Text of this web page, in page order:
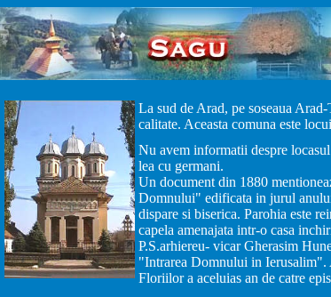
La sud de Arad, pe soseaua
calitate. Aceasta comuna este
Nu avem informatii despre
lea cu germani.
Un document din 1880
Domnului" edificata in jurul
dispare si biserica. Parohia este
capela amenajata intr-o casa
P.S.arhiereu- vicar Gherasim
"Intrarea Domnului in Ierusalim".
Floriilor a aceluias an de catre